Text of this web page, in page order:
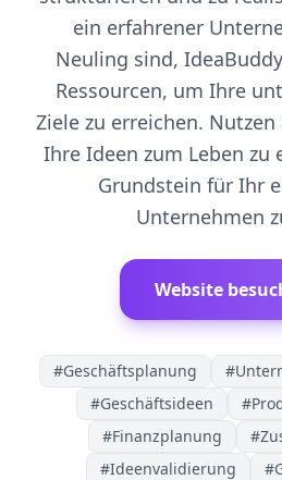
ein erfahrener
Neuling sind,
Ressourcen, um Ihre
Ziele zu erreichen.
Ihre Ideen zum Leben zu
Grundstein für Ihr
Unternehmen
Website
#Geschäftsplanung #
#Geschäftsideen #
#Finanzplanung #
#Ideenvalidierung #